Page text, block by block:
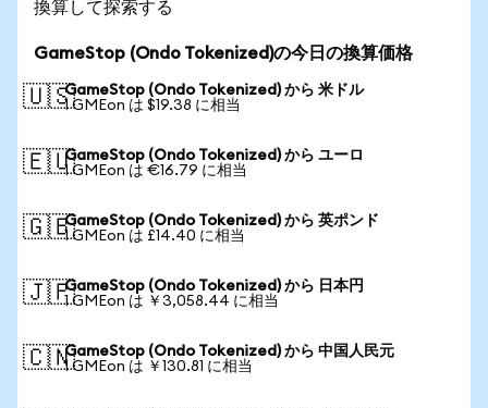
換算して探索する
GameStop (Ondo Tokenized)の今日の換算価格
🇺🇸GameStop (Ondo Tokenized) から 米ドル
1 GMEon は $19.38 に相当
🇪🇺GameStop (Ondo Tokenized) から ユーロ
1 GMEon は €16.79 に相当
🇬🇧GameStop (Ondo Tokenized) から 英ポンド
1 GMEon は £14.40 に相当
🇯🇵GameStop (Ondo Tokenized) から 日本円
1 GMEon は ￥3,058.44 に相当
🇨🇳GameStop (Ondo Tokenized) から 中国人民元
1 GMEon は ￥130.81 に相当